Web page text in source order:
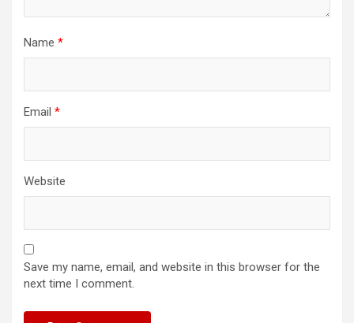
Name *
Email *
Website
Save my name, email, and website in this browser for the
next time I comment.